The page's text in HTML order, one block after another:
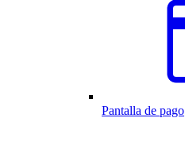
Pantalla de pago